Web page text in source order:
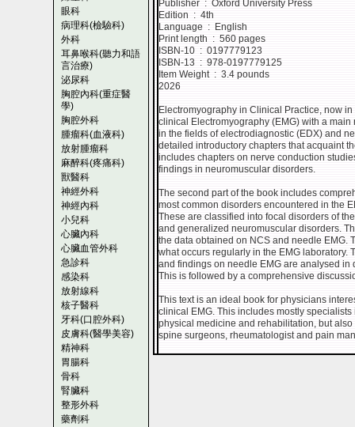
眼科
病理科(檢驗科)
外科
耳鼻喉科(聽力和語
言治療)
泌尿科
胸腔內科(重症醫
學)
胸腔外科
腫瘤科(血液科)
放射腫瘤科
麻醉科(疼痛科)
獸醫科
神經外科
神經內科
小兒科
心臟內科
心臟血管外科
急診科
感染科
放射線科
核子醫科
牙科(口腔外科)
皮膚科(醫學美容)
精神科
胃腸科
骨科
腎臟科
整形外科
藥劑科
Publisher ‏ : ‎ Oxford University Press
Edition ‏ : ‎ 4th
Language ‏ : ‎ English
Print length ‏ : ‎ 560 pages
ISBN-10 ‏ : ‎ 0197779123
ISBN-13 ‏ : ‎ 978-0197779125
Item Weight ‏ : ‎ 3.4 pounds
2026
Electromyography in Clinical Practice, now
clinical Electromyography (EMG) with a
in the fields of electrodiagnostic (EDX) and
detailed introductory chapters that acquaint
includes chapters on nerve conduction
findings in neuromuscular disorders.
The second part of the book includes
most common disorders encountered in the
These are classified into focal disorders of
and generalized neuromuscular disorders.
the data obtained on NCS and needle EMG.
what occurs regularly in the EMG laboratory.
and findings on needle EMG are analysed
This is followed by a comprehensive
This text is an ideal book for physicians
clinical EMG. This includes mostly
physical medicine and rehabilitation, but
spine surgeons, rheumatologist and pain